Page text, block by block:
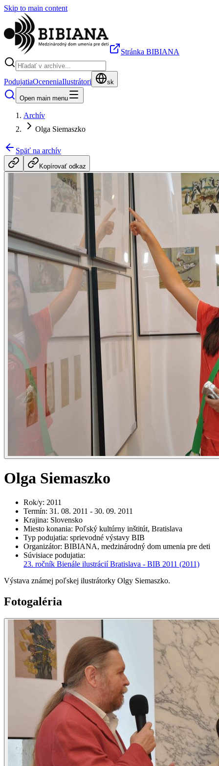
Skip to main content
Stránka BIBIANA
PodujatiaOceneniaIlustrátori sk
Open main menu
Archív
Olga Siemaszko
Späť na archív
Kopírovať odkaz
Olga Siemaszko
Rok/y: 2011
Termín: 31. 08. 2011 - 30. 09. 2011
Krajina: Slovensko
Miesto konania: Poľský kultúrny inštitút, Bratislava
Typ podujatia: sprievodné výstavy BIB
Organizátor: BIBIANA, medzinárodný dom umenia pre deti
Súvisiace podujatia:
23. ročník Bienále ilustrácií Bratislava - BIB 2011 (2011)
Výstava známej poľskej ilustrátorky Olgy Siemaszko.
Fotogaléria